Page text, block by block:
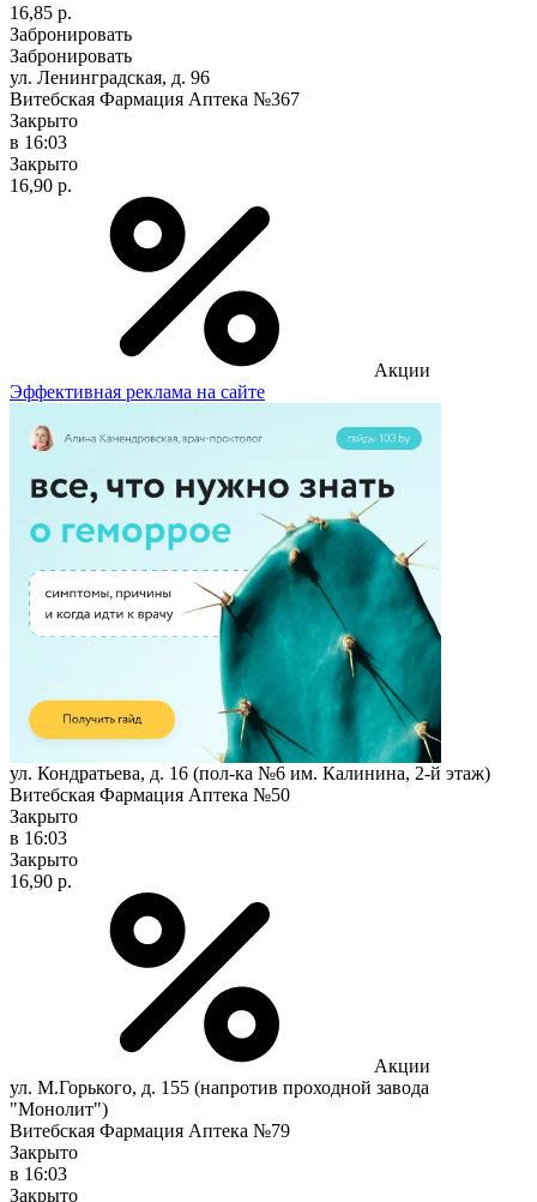
16,85 р.
Забронировать
Забронировать
ул. Ленинградская, д. 96
Витебская Фармация Аптека №367
Закрыто
в 16:03
Закрыто
16,90 р.
Акции
Эффективная реклама на сайте
ул. Кондратьева, д. 16 (пол-ка №6 им. Калинина, 2-й этаж)
Витебская Фармация Аптека №50
Закрыто
в 16:03
Закрыто
16,90 р.
Акции
ул. М.Горького, д. 155 (напротив проходной завода
"Монолит")
Витебская Фармация Аптека №79
Закрыто
в 16:03
Закрыто